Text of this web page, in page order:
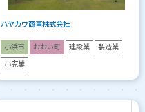
ハヤカワ商事株式会社
小浜市 おおい町 建設業 製造業
小売業